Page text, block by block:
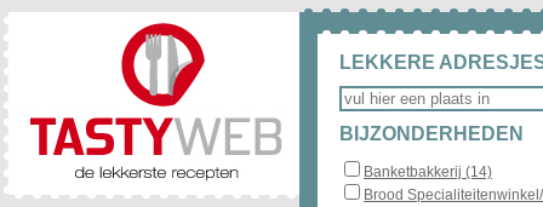
LEKKERE
BIJZONDERHEDEN
Banketbakkerij (14)
Brood